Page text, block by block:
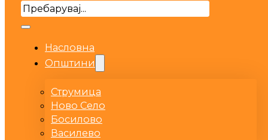
Search
Насловна
Општини
Струмица
Ново Село
Босилово
Василево